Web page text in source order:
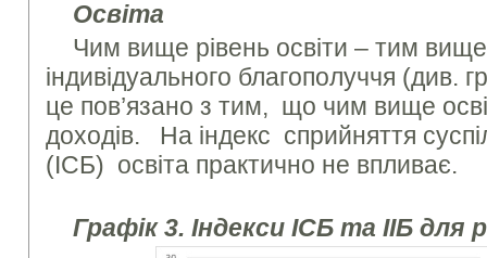
Освіта
Чим вище рівень освіти – тим вище
індивідуального благополуччя (див.
це пов’язано з тим, що чим вище
доходів. На індекс сприйняття
(ІСБ) освіта практично не впливає.
Графік 3. Індекси ІСБ та ІІБ для